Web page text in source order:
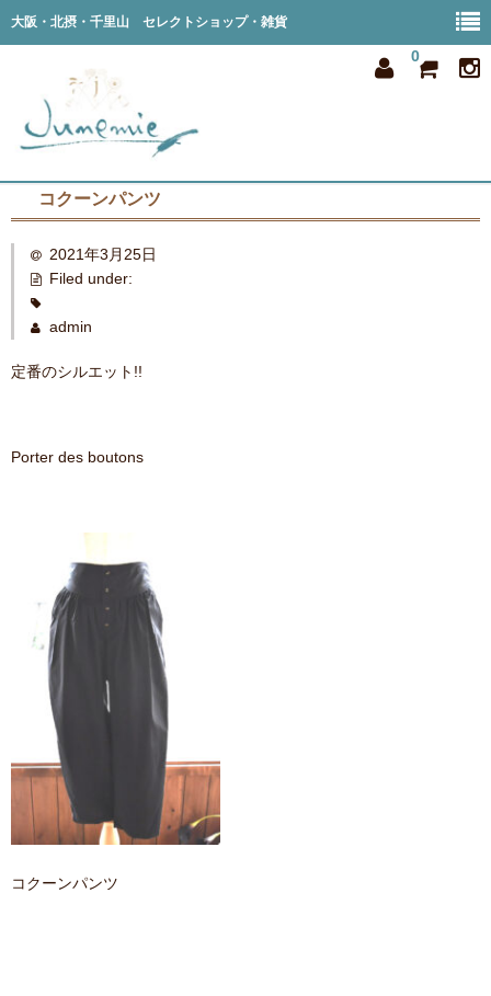
大阪・北摂・千里山 セレクトショップ・雑貨
0
all item
member
コクーンパンツ
2021年3月25日
Filed under:
admin
定番のシルエット!!
Porter des boutons
コクーンパンツ